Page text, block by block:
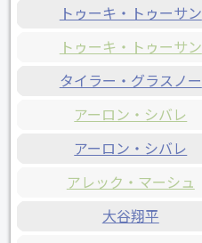
トゥーキ・トゥーサン
トゥーキ・トゥーサン
タイラー・グラスノー
アーロン・シバレ
アーロン・シバレ
アレック・マーシュ
大谷翔平